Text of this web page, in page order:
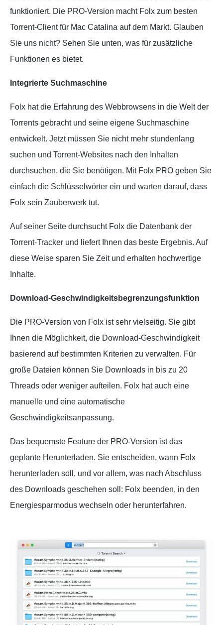
funktioniert. Die PRO-Version macht Folx zum besten
Torrent-Client für Mac Catalina auf dem Markt. Glauben
Sie uns nicht? Sehen Sie unten, was für zusätzliche
Funktionen es bietet.
Integrierte Suchmaschine
Folx hat die Erfahrung des Webbrowsens in die Welt der
Torrents gebracht und seine eigene Suchmaschine
entwickelt. Jetzt müssen Sie nicht mehr stundenlang
suchen und Torrent-Websites nach den Inhalten
durchsuchen, die Sie benötigen. Mit Folx PRO geben Sie
einfach die Schlüsselwörter ein und warten darauf, dass
Folx sein Zauberwerk tut.
Auf seiner Seite durchsucht Folx die Datenbank der
Torrent-Tracker und liefert Ihnen das beste Ergebnis. Auf
diese Weise sparen Sie Zeit und erhalten hochwertige
Inhalte.
Download-Geschwindigkeitsbegrenzungsfunktion
Die PRO-Version von Folx ist sehr vielseitig. Sie gibt
Ihnen die Möglichkeit, die Download-Geschwindigkeit
basierend auf bestimmten Kriterien zu verwalten. Für
große Dateien können Sie Downloads in bis zu 20
Threads oder weniger aufteilen. Folx hat auch eine
manuelle und eine automatische
Geschwindigkeitsanpassung.
Das bequemste Feature der PRO-Version ist das
geplante Herunterladen. Sie entscheiden, wann Folx
herunterladen soll, und vor allem, was nach Abschluss
des Downloads geschehen soll: Folx beenden, in den
Energiesparmodus wechseln oder herunterfahren.